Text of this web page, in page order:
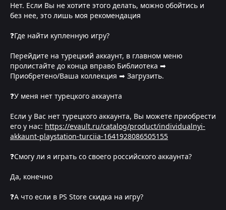
Нет. Если Вы не хотите этого делать, можно обойтись и
без нее, это лишь моя рекомендация
❓Где найти купленную игру?
Перейдите на турецкий аккаунт, в главном меню
пролистайте до конца вправо Библиотека ➡
Приобретено/Ваша коллекция ➡ Загрузить.
❓У меня нет турецкого аккаунта
Если у Вас нет турецкого аккаунта, Вы можете приобрести
его у нас: https://evault.ru/catalog/product/individualnyi-
akkaunt-playstation-turciia-1641928086505155
❓Смогу ли я играть со своего российского аккаунта?
Да, конечно
❓А что если в PS Store скидка на игру?